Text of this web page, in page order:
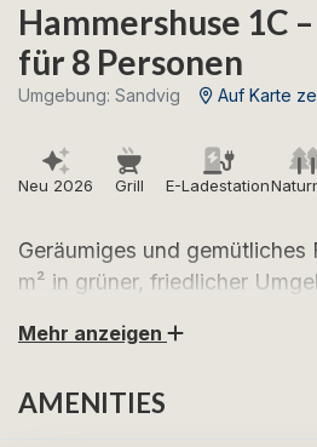
Hammershuse 1C
für 8 Personen
Umgebung: Sandvig Auf Karte
Neu 2026 Grill E-Ladestation
Geräumiges und gemütliches
m² in grüner, friedlicher
Freuen Sie sich auf entspannte
Ferienhaus mit viel Platz,
Mehr anzeigen
AMENITIES